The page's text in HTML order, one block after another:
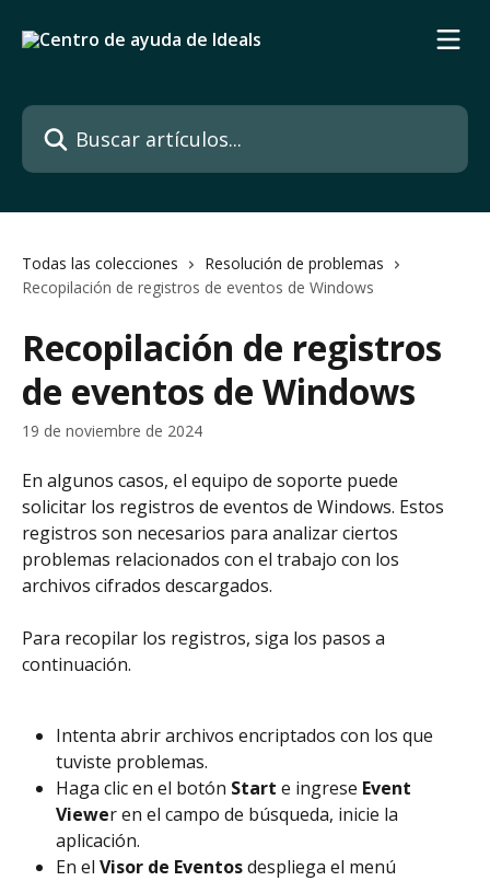
Buscar artículos...
Todas las colecciones
Resolución de problemas
Recopilación de registros de eventos de Windows
Recopilación de registros
de eventos de Windows
19 de noviembre de 2024
En algunos casos, el equipo de soporte puede
solicitar los registros de eventos de Windows. Estos
registros son necesarios para analizar ciertos
problemas relacionados con el trabajo con los
archivos cifrados descargados.
Para recopilar los registros, siga los pasos a
continuación.
Intenta abrir archivos encriptados con los que
tuviste problemas.
Haga clic en el botón Start e ingrese Event
Viewer en el campo de búsqueda, inicie la
aplicación.
En el Visor de Eventos despliega el menú